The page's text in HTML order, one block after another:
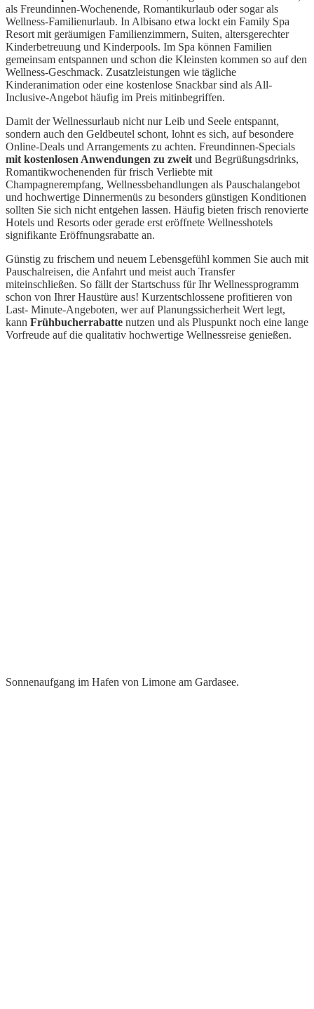
als Freundinnen-Wochenende, Romantikurlaub oder sogar als
Wellness-Familienurlaub. In Albisano etwa lockt ein Family Spa
Resort mit geräumigen Familienzimmern, Suiten, altersgerechter
Kinderbetreuung und Kinderpools. Im Spa können Familien
gemeinsam entspannen und schon die Kleinsten kommen so auf den
Wellness-Geschmack. Zusatzleistungen wie tägliche
Kinderanimation oder eine kostenlose Snackbar sind als All-
Inclusive-Angebot häufig im Preis mitinbegriffen.
Damit der Wellnessurlaub nicht nur Leib und Seele entspannt,
sondern auch den Geldbeutel schont, lohnt es sich, auf besondere
Online-Deals und Arrangements zu achten. Freundinnen-Specials
mit kostenlosen Anwendungen zu zweit und Begrüßungsdrinks,
Romantikwochenenden für frisch Verliebte mit
Champagnerempfang, Wellnessbehandlungen als Pauschalangebot
und hochwertige Dinnermenüs zu besonders günstigen Konditionen
sollten Sie sich nicht entgehen lassen. Häufig bieten frisch renovierte
Hotels und Resorts oder gerade erst eröffnete Wellnesshotels
signifikante Eröffnungsrabatte an.
Günstig zu frischem und neuem Lebensgefühl kommen Sie auch mit
Pauschalreisen, die Anfahrt und meist auch Transfer
miteinschließen. So fällt der Startschuss für Ihr Wellnessprogramm
schon von Ihrer Haustüre aus! Kurzentschlossene profitieren von
Last- Minute-Angeboten, wer auf Planungssicherheit Wert legt,
kann Frühbucherrabatte nutzen und als Pluspunkt noch eine lange
Vorfreude auf die qualitativ hochwertige Wellnessreise genießen.
Sonnenaufgang im Hafen von Limone am Gardasee.